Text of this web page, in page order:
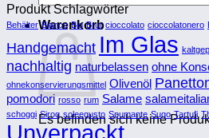
Warenkorb
Es befinden sich keine
Produkt Schlagwörter
Behälter Bianco Bio Brut cioccolato cioccolatonero
Handgemacht Im Glas
nachhaltig naturbelassen ohne
ohnekonservierungsmittel Olivenöl
pomodori rosso rum Salame
schoggi Siroq soleegusto Spumante Sugo Tartufi